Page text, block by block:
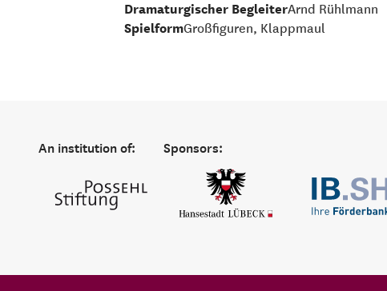
Dramaturgischer BegleiterArnd Rühlmann
SpielformGroßfiguren, Klappmaul
An institution of: Sponsors: